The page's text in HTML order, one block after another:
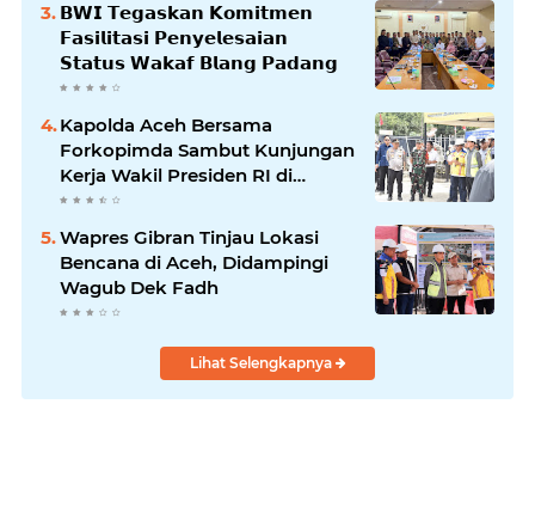
𝗕𝗪𝗜 𝗧𝗲𝗴𝗮𝘀𝗸𝗮𝗻 𝗞𝗼𝗺𝗶𝘁𝗺𝗲𝗻
𝗙𝗮𝘀𝗶𝗹𝗶𝘁𝗮𝘀𝗶 𝗣𝗲𝗻𝘆𝗲𝗹𝗲𝘀𝗮𝗶𝗮𝗻
𝗦𝘁𝗮𝘁𝘂𝘀 𝗪𝗮𝗸𝗮𝗳 𝗕𝗹𝗮𝗻𝗴 𝗣𝗮𝗱𝗮𝗻𝗴
Kapolda Aceh Bersama
Forkopimda Sambut Kunjungan
Kerja Wakil Presiden RI di
Kabupaten Bireuen
Wapres Gibran Tinjau Lokasi
Bencana di Aceh, Didampingi
Wagub Dek Fadh
Lihat Selengkapnya